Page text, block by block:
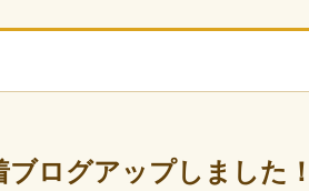
ログアップしました！